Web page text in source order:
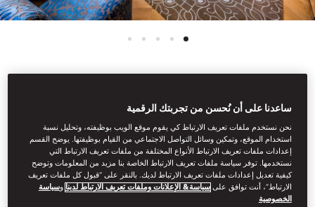
See All Rooms
DELUXE SUITE
With large windows and parquet floors, these unique
suites feature cream sofas and armchairs in the bedroom, and a
ساعدنا على أن نُحسن من تجربتك الرقمية
نحن نستخدم ملفات تعريف الارتباط كي يقوم موقع الويب بوظيفته، وتحليل نسبة
استخدام الموقع، وتمكين وسائل التواصل الاجتماعي من القيام بوظيفتها. يوضح القسم
إعدادات ملفات تعريف الارتباط الأنواع المختلفة من ملفات تعريف الارتباط التي
نستخدمها. توفر سياسة ملفات تعريف الارتباط الخاصة بنا مزيد من المعلومات وتوضح
كيفية تعديل إعدادات ملفات تعريف الارتباط لديك. بالنقر على “قبول كل ملفات تعريف
الارتباط”، أنت توافق علىسياسة& الإعلانات وملفات تعريف الارتباط لدينا وسياسة
الخصوصية